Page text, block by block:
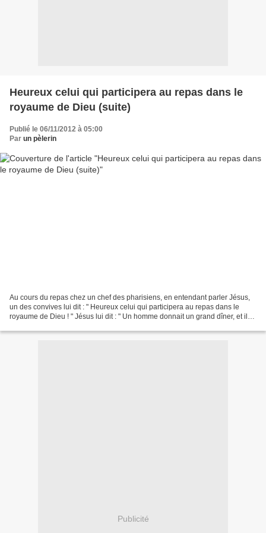
Heureux celui qui participera au repas dans le
royaume de Dieu (suite)
Publié le 06/11/2012 à 05:00
Par un pèlerin
Au cours du repas chez un chef des pharisiens, en entendant parler Jésus,
un des convives lui dit : " Heureux celui qui participera au repas dans le
royaume de Dieu ! " Jésus lui dit : " Un homme donnait un grand dîner, et il
Publicité